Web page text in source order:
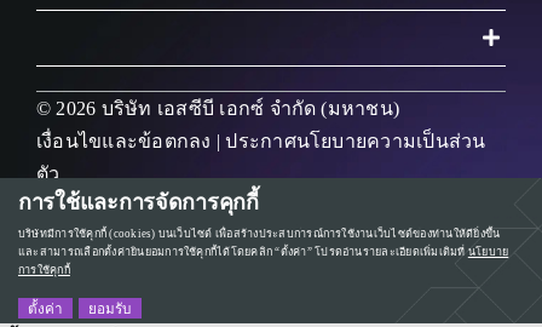
© 2026 บริษัท เอสซีบี เอกซ์ จำกัด (มหาชน)
เงื่อนไขและข้อตกลง |ประกาศนโยบายความเป็นส่วน
ตัว
การใช้และการจัดการคุกกี้
บริษัทมีการใช้คุกกี้ (cookies) บนเว็บไซต์ เพื่อสร้างประสบการณ์การใช้งานเว็บไซต์ของท่านให้ดียิ่งขึ้น
และสามารถเลือกตั้งค่ายินยอมการใช้คุกกี้ได้โดยคลิก “ตั้งค่า” โปรดอ่านรายละเอียดเพิ่มเติมที่ นโยบาย
การใช้คุกกี้
ตั้งค่า ยอมรับ